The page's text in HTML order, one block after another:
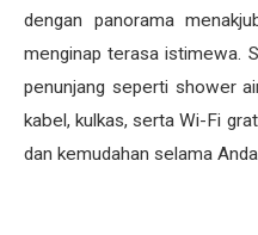
dengan panorama
menginap terasa istimewa.
penunjang seperti shower
kabel, kulkas, serta Wi-Fi
dan kemudahan selama